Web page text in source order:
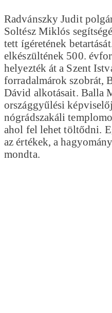
Radvánszky Judit
Soltész Miklós
tett ígéretének
elkészültének 500.
helyezték át a Szent
forradalmárok szobrát,
Dávid alkotásait. Balla
országgyűlési
nógrádszakáli
ahol fel lehet töltődni.
az értékek, a
mondta.